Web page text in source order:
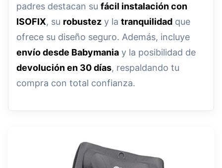
padres destacan su fácil instalación con
ISOFIX, su robustez y la tranquilidad que
ofrece su diseño seguro. Además, incluye
envío desde Babymania y la posibilidad de
devolución en 30 días, respaldando tu
compra con total confianza.